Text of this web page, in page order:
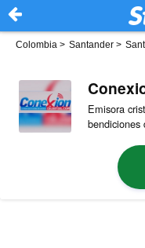
Colombia > Santander >
Emisora
bendiciones